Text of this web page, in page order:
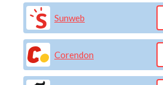
Sunweb
Corendon